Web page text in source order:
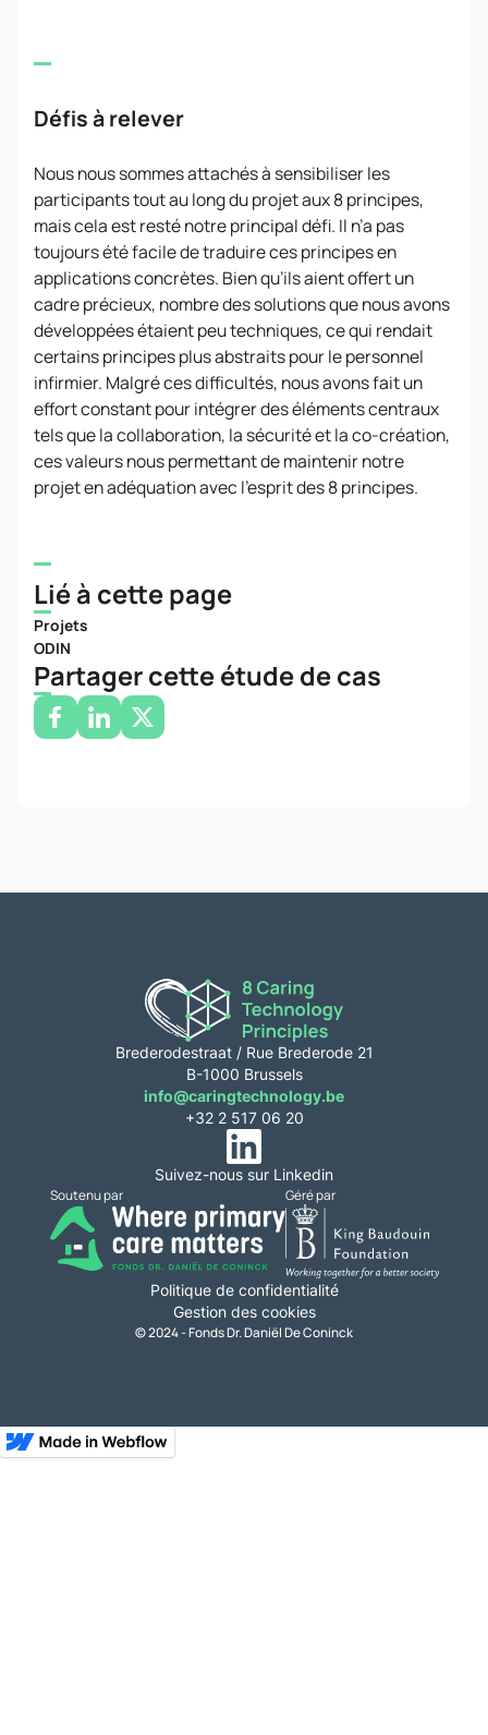
Défis à relever
Nous nous sommes attachés à sensibiliser les
participants tout au long du projet aux 8 principes,
mais cela est resté notre principal défi. Il n’a pas
toujours été facile de traduire ces principes en
applications concrètes. Bien qu’ils aient offert un
cadre précieux, nombre des solutions que nous avons
développées étaient peu techniques, ce qui rendait
certains principes plus abstraits pour le personnel
infirmier. Malgré ces difficultés, nous avons fait un
effort constant pour intégrer des éléments centraux
tels que la collaboration, la sécurité et la co-création,
ces valeurs nous permettant de maintenir notre
projet en adéquation avec l’esprit des 8 principes.
Lié à cette page
Projets
ODIN
Partager cette étude de cas
Brederodestraat / Rue Brederode 21
B-1000 Brussels
info@caringtechnology.be
+32 2 517 06 20
Suivez-nous sur Linkedin
Soutenu par
Géré par
© 2024 - Fonds Dr. Daniël De Coninck
Politique de confidentialité
Gestion des cookies